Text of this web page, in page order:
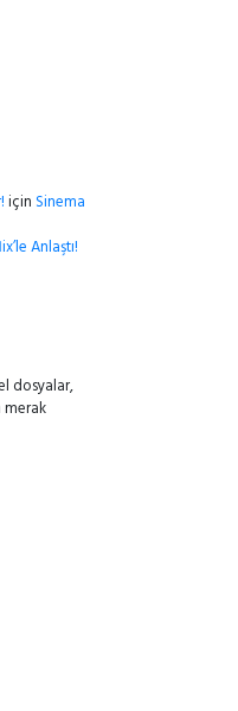
için Sinema
Anlaştı!
dosyalar,